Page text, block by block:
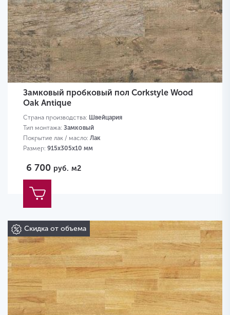
Замковый пробковый пол Corkstyle Wood
Oak Antique
Страна производства: Швейцария
Тип монтажа: Замковый
Покрытие лак / масло: Лак
Размер: 915х305х10 мм
6 700 руб. м2
Скидка от объема